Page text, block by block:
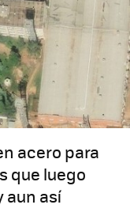
acero para
que luego
aun así